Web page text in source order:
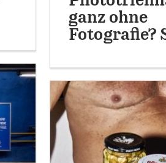
ganz ohne
Fotografie?